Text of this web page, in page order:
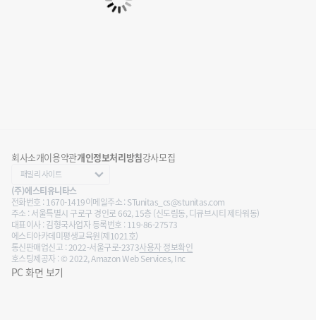
회사소개이용약관개인정보처리방침강사모집
(주)에스티유니타스
전화번호 : 1670-1419이메일주소 : STunitas_cs@stunitas.com
주소 : 서울특별시 구로구 경인로 662, 15층 (신도림동, 디큐브시티 제타워동)
대표이사 : 김형국사업자 등록번호 : 119-86-27573
에스티아카데미평생교육원(제1021호)
통신판매업신고 : 2022-서울구로-2373사용자 정보확인
호스팅제공자 : © 2022, Amazon Web Services, Inc
PC 화면 보기